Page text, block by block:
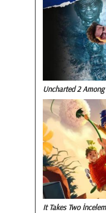
Uncharted 2
It Takes Two